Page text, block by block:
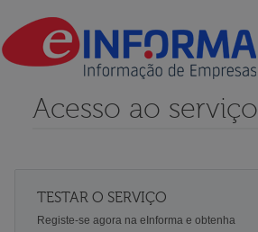
Acesso ao serviço
TESTAR O SERVIÇO
Registe-se agora na eInforma e obtenha